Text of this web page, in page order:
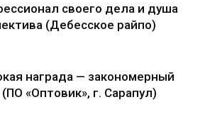
своего дела и душа
(Дебесское райпо)
награда — закономерный
(ПО «Оптовик», г. Сарапул)